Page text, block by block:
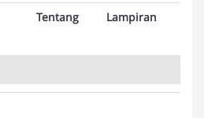
Tentang Lampiran